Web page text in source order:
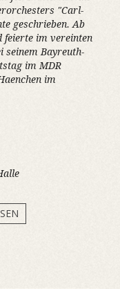
"Carl-
geschrieben. Ab
feierte im vereinten
seinem Bayreuth-
im MDR
im